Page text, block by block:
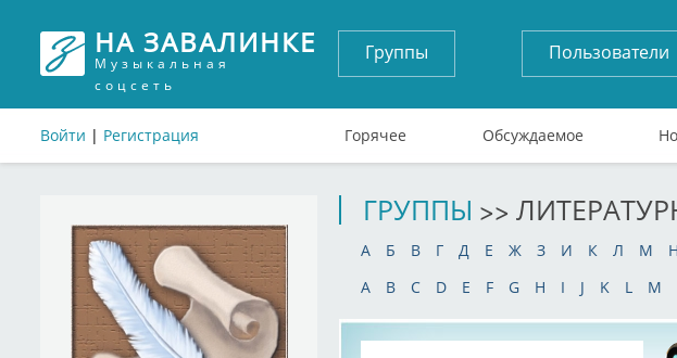
НА ЗАВАЛИНКЕ
Музыкальная
соцсеть
Войти | Регистрация
Группы Пользователи
Горячее Обсуждаемое
ГРУППЫ >>
А Б В Г Д Е Ж З И К Л М Н
A
B C D E F G H I J K L M